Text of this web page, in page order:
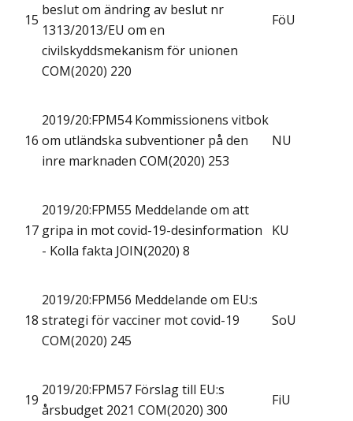
15
beslut om ändring av beslut nr
1313/2013/EU om en
civilskyddsmekanism för unionen
COM(2020) 220
FöU
16
2019/20:FPM54 Kommissionens vitbok
om utländska subventioner på den
inre marknaden COM(2020) 253
NU
17
2019/20:FPM55 Meddelande om att
gripa in mot covid-19-desinformation
- Kolla fakta JOIN(2020) 8
KU
18
2019/20:FPM56 Meddelande om EU:s
strategi för vacciner mot covid-19
COM(2020) 245
SoU
19
2019/20:FPM57 Förslag till EU:s
årsbudget 2021 COM(2020) 300
FiU